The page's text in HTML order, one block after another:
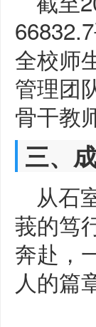
全校师
管理团
骨干教
三、
从石
莪的笃
奔赴，
人的篇